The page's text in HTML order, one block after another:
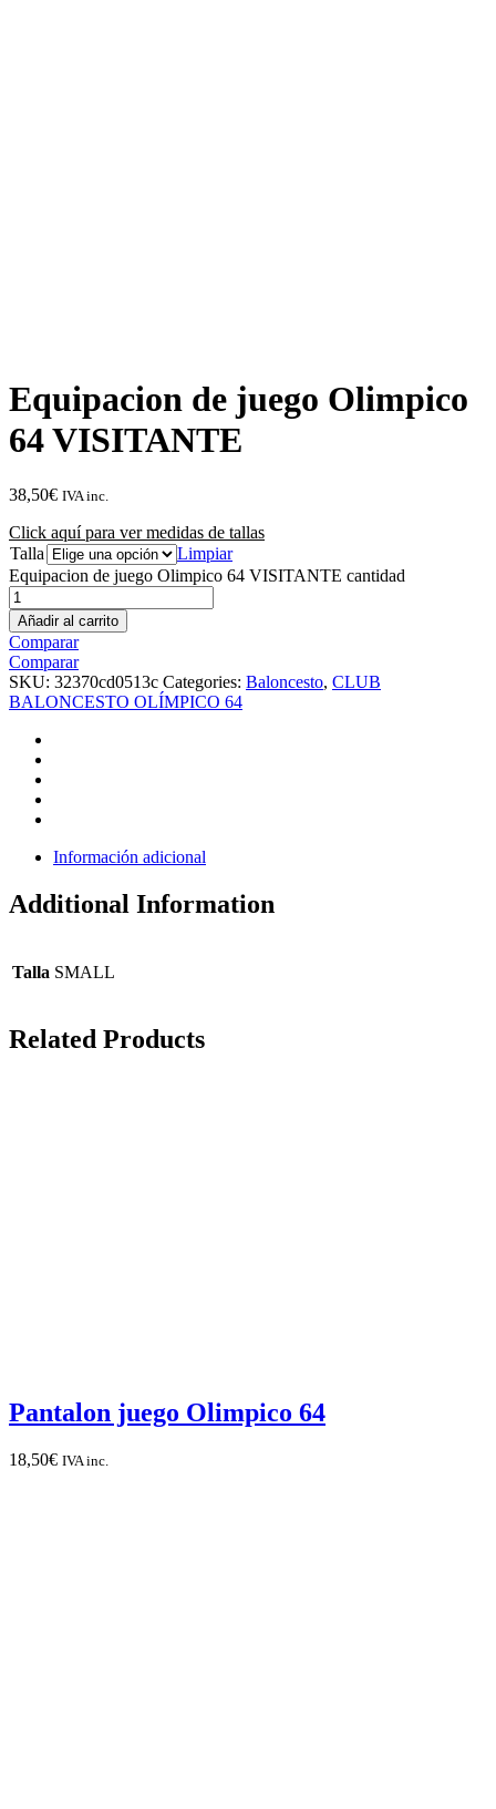
Equipacion de juego Olimpico
64 VISITANTE
38,50€ IVA inc.
Click aquí para ver medidas de tallas
Talla
Limpiar
Equipacion de juego Olimpico 64 VISITANTE cantidad
Añadir al carrito
Comparar
Comparar
SKU: 32370cd0513c Categories: Baloncesto, CLUB
BALONCESTO OLÍMPICO 64
Información adicional
Additional Information
Talla SMALL
Related Products
Pantalon juego Olimpico 64
18,50€ IVA inc.